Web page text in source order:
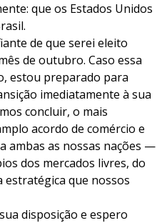
que os Estados Unidos
de que serei eleito
de outubro. Caso essa
estou preparado para
imediatamente à sua
concluir, o mais
acordo de comércio e
ambas as nossas nações —
dos mercados livres, do
estratégica que nossos
disposição e espero